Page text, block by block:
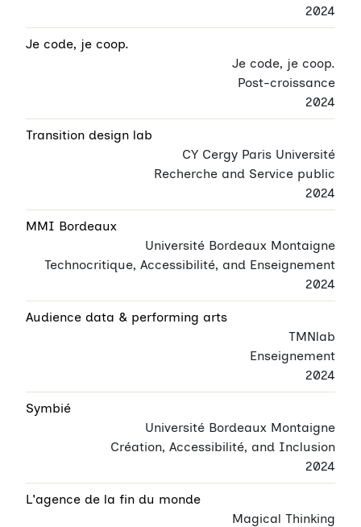
2024
Je code, je coop.
Je code, je coop.
Post-croissance
2024
Transition design lab
CY Cergy Paris Université
Recherche and Service public
2024
MMI Bordeaux
Université Bordeaux Montaigne
Technocritique, Accessibilité, and Enseignement
2024
Audience data & performing arts
TMNlab
Enseignement
2024
Symbié
Université Bordeaux Montaigne
Création, Accessibilité, and Inclusion
2024
L'agence de la fin du monde
Magical Thinking